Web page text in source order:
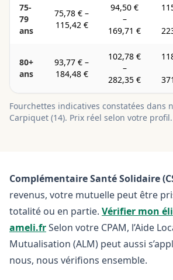
75-
79
ans
75,78 € –
115,42 €
94,50 €
–
169,71 €
80+
ans
93,77 € –
184,48 €
102,78 €
–
282,35 €
Fourchettes indicatives constatées dans
Carpiquet (14). Prix réel selon votre profil.
Complémentaire Santé Solidaire
revenus, votre mutuelle peut être
totalité ou en partie. Vérifier mon
ameli.frSelon votre CPAM, l’Aide
Mutualisation (ALM) peut aussi
nous, nous vérifions ensemble.